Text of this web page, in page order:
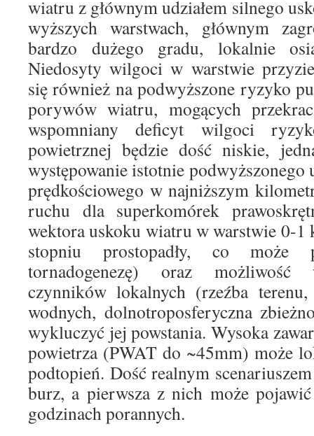
wiatru z głównym udziałem silnego
wyższych warstwach, głównym
bardzo dużego gradu, lokalnie
Niedosyty wilgoci w warstwie
się również na podwyższone ryzyko
porywów wiatru, mogących
wspomniany deficyt wilgoci
powietrznej będzie dość niskie,
występowanie istotnie
prędkościowego w najniższym
ruchu dla superkomórek
wektora uskoku wiatru w warstwie 0-1
stopniu prostopadły, co może
tornadogenezę) oraz możliwość
czynników lokalnych (rzeźba
wodnych, dolnotroposferyczna
wykluczyć jej powstania. Wysoka
powietrza (PWAT do ~45mm) może
podtopień. Dość realnym
burz, a pierwsza z nich może
godzinach porannych.